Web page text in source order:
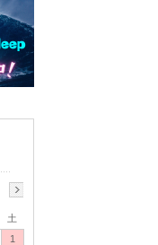
土
1